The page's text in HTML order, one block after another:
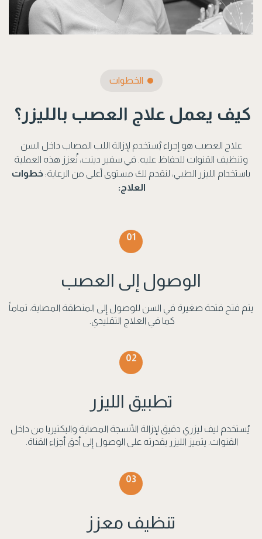
الخطوات
كيف يعمل علاج العصب بالليزر؟
علاج العصب هو إجراء يُستخدم لإزالة اللب المصاب داخل السن
وتنظيف القنوات للحفاظ عليه. في سفير دينت، نُعزز هذه العملية
باستخدام الليزر الطبي، لنقدم لك مستوى أعلى من الرعاية: خطوات
العلاج:
01
الوصول إلى العصب
يتم فتح فتحة صغيرة في السن للوصول إلى المنطقة المصابة، تماماً
كما في العلاج التقليدي.
02
تطبيق الليزر
يُستخدم ليف ليزري دقيق لإزالة الأنسجة المصابة والبكتيريا من داخل
القنوات. يتميز الليزر بقدرته على الوصول إلى أدق أجزاء القناة.
03
تنظيف معزز